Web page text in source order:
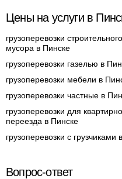
Цены на услуги в
грузоперевозки строительного
мусора в Пинске
грузоперевозки газелью в
грузоперевозки мебели в
грузоперевозки частные в
грузоперевозки для
переезда в Пинске
грузоперевозки с грузчиками
Вопрос-ответ